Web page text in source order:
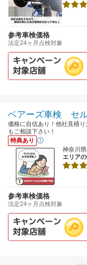
参考車検価格
法定24ヶ月点検対象
ベアーズ車検 セ
価格に自信あり！他社見積
もご相談下さい！
特典あり
神奈川
エリア
参考車検価格
法定24ヶ月点検対象